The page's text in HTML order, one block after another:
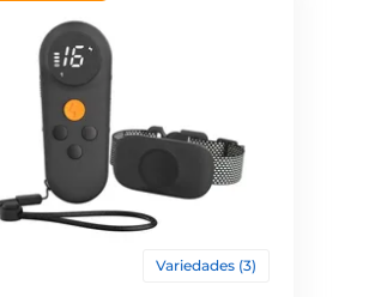
Variedades (3)